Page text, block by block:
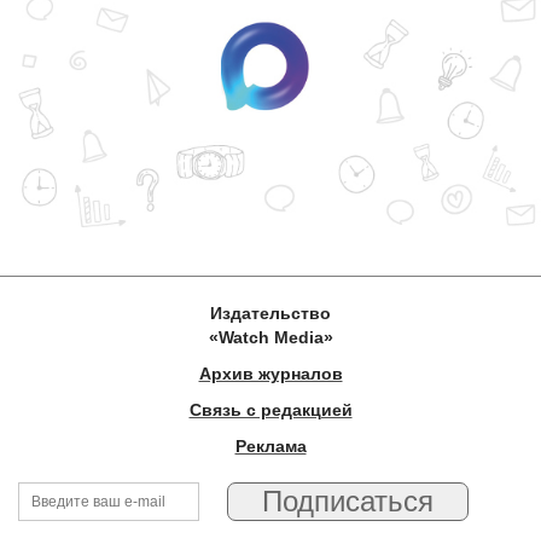
Издательство
«Watch Media»
Архив журналов
Связь с редакцией
Реклама